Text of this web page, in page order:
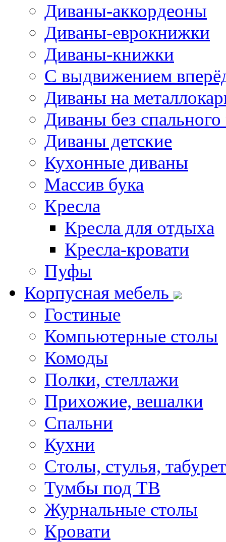
Диваны-аккордеоны
Диваны-еврокнижки
Диваны-книжки
С выдвижением
Диваны на
Диваны без спального
Диваны детские
Кухонные диваны
Массив бука
Кресла
Кресла для отдыха
Кресла-кровати
Пуфы
Корпусная мебель
Гостиные
Компьютерные столы
Комоды
Полки, стеллажи
Прихожие, вешалки
Спальни
Кухни
Столы, стулья,
Тумбы под ТВ
Журнальные столы
Кровати